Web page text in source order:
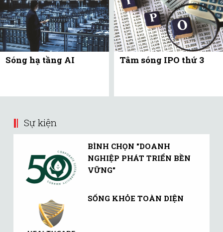
Sóng hạ tầng AI Tâm sóng IPO thứ 3
Sự kiện
BÌNH CHỌN "DOANH
NGHIỆP PHÁT TRIỂN BỀN
VỮNG"
SỐNG KHỎE TOÀN DIỆN